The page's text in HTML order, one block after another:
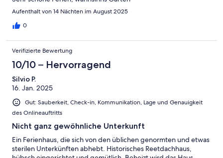
Aufenthalt von 14 Nächten im August 2025
0
Verifizierte Bewertung
10/10 – Hervorragend
Silvio P.
16. Jan. 2025
Gut: Sauberkeit, Check-in, Kommunikation, Lage und Genauigkeit
des Onlineauftritts
Nicht ganz gewöhnliche Unterkunft
Ein Ferienhaus, die sich von den üblichen genormten und etwas
sterilen Unterkünften abhebt. Historisches Reetdachhaus,